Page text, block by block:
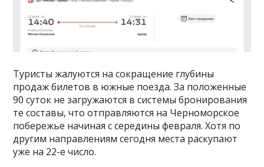
Туристы жалуются на сокращение глубины
продаж билетов в южные поезда. За положенные
90 суток не загружаются в системы бронирования
те составы, что отправляются на Черноморское
побережье начиная с середины февраля. Хотя по
другим направлениям сегодня места раскупают
уже на 22-е число.